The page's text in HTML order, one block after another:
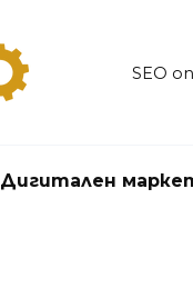
SEO
Дигитален